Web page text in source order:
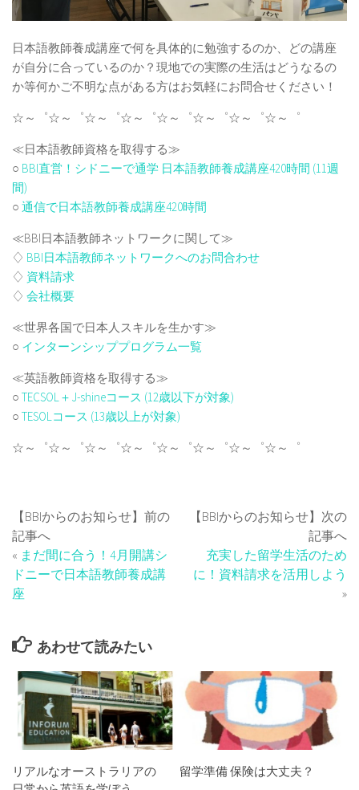
日本語教師養成講座で何を具体的に勉強するのか、どの講座
が自分に合っているのか？現地での実際の生活はどうなるの
か等何かご不明な点がある方はお気軽にお問合せください！
☆～゜☆～゜☆～゜☆～゜☆～゜☆～゜☆～゜☆～゜
≪日本語教師資格を取得する≫
○ BBI直営！シドニーで通学 日本語教師養成講座420時間 (11週
間)
○ 通信で日本語教師養成講座420時間
≪BBI日本語教師ネットワークに関して≫
♢ BBI日本語教師ネットワークへのお問合わせ
♢ 資料請求
♢ 会社概要
≪世界各国で日本人スキルを生かす≫
○ インターンシッププログラム一覧
≪英語教師資格を取得する≫
○ TECSOL＋J-shineコース (12歳以下が対象)
○ TESOLコース (13歳以上が対象)
☆～゜☆～゜☆～゜☆～゜☆～゜☆～゜☆～゜☆～゜
【BBIからのお知らせ】前の
記事へ
« まだ間に合う！4月開講シ
ドニーで日本語教師養成講
座
【BBIからのお知らせ】次の
記事へ
充実した留学生活のため
に！資料請求を活用しよう
»
あわせて読みたい
リアルなオーストラリアの
留学準備 保険は大丈夫？